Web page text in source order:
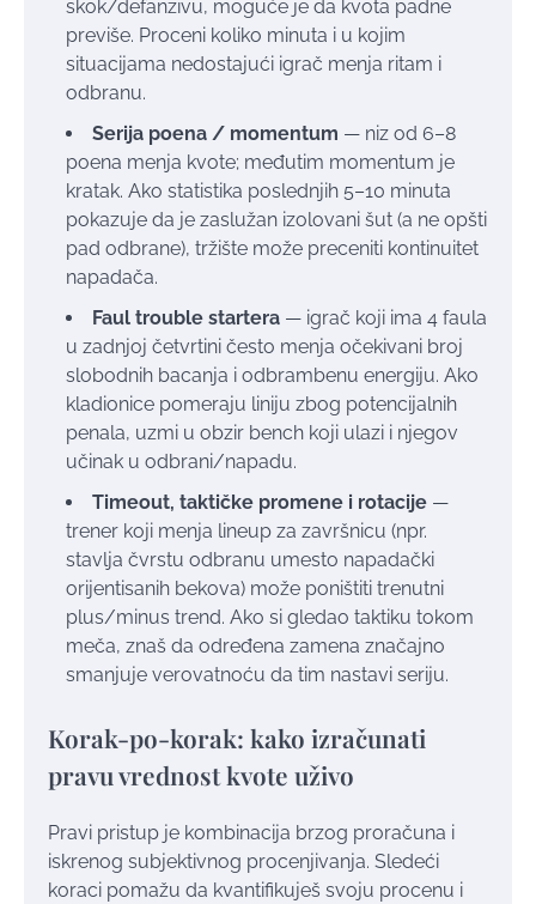
skok/defanzivu, moguće je da kvota padne
previše. Proceni koliko minuta i u kojim
situacijama nedostajući igrač menja ritam i
odbranu.
Serija poena / momentum — niz od 6–8
poena menja kvote; međutim momentum je
kratak. Ako statistika poslednjih 5–10 minuta
pokazuje da je zaslužan izolovani šut (a ne opšti
pad odbrane), tržište može preceniti kontinuitet
napadača.
Faul trouble startera — igrač koji ima 4 faula
u zadnjoj četvrtini često menja očekivani broj
slobodnih bacanja i odbrambenu energiju. Ako
kladionice pomeraju liniju zbog potencijalnih
penala, uzmi u obzir bench koji ulazi i njegov
učinak u odbrani/napadu.
Timeout, taktičke promene i rotacije —
trener koji menja lineup za završnicu (npr.
stavlja čvrstu odbranu umesto napadački
orijentisanih bekova) može poništiti trenutni
plus/minus trend. Ako si gledao taktiku tokom
meča, znaš da određena zamena značajno
smanjuje verovatnoću da tim nastavi seriju.
Korak-po-korak: kako izračunati
pravu vrednost kvote uživo
Pravi pristup je kombinacija brzog proračuna i
iskrenog subjektivnog procenjivanja. Sledeći
koraci pomažu da kvantifikuješ svoju procenu i